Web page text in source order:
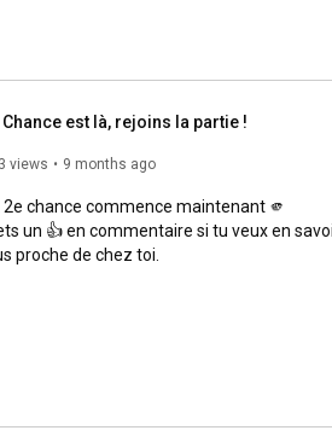
Chance est là, rejoins la partie !
views 9 months ago
2e chance commence maintenant 🫵
un 👍 en commentaire si tu veux en
proche de chez toi.